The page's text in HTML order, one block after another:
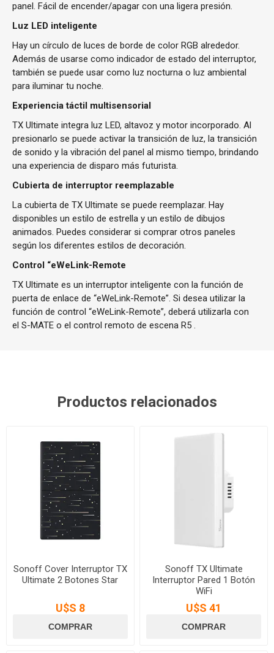
panel. Fácil de encender/apagar con una ligera presión.
Luz LED inteligente
Hay un círculo de luces de borde de color RGB alrededor.
Además de usarse como indicador de estado del interruptor,
también se puede usar como luz nocturna o luz ambiental
para iluminar tu noche.
Experiencia táctil multisensorial
TX Ultimate integra luz LED, altavoz y motor incorporado. Al
presionarlo se puede activar la transición de luz, la transición
de sonido y la vibración del panel al mismo tiempo, brindando
una experiencia de disparo más futurista.
Cubierta de interruptor reemplazable
La cubierta de TX Ultimate se puede reemplazar. Hay
disponibles un estilo de estrella y un estilo de dibujos
animados. Puedes considerar si comprar otros paneles
según los diferentes estilos de decoración.
Control “eWeLink-Remote
TX Ultimate es un interruptor inteligente con la función de
puerta de enlace de “eWeLink-Remote”. Si desea utilizar la
función de control “eWeLink-Remote”, deberá utilizarla con
el S-MATE o el control remoto de escena R5 .
Productos relacionados
Sonoff Cover Interruptor TX
Ultimate 2 Botones Star
U$S 8
Sonoff TX Ultimate
Interruptor Pared 1 Botón
WiFi
U$S 41